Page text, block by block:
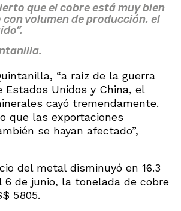
que el cobre está muy bien
volumen de producción, el
“a raíz de la guerra
Estados Unidos y China, el
cayó tremendamente.
que las exportaciones
se hayan afectado”,
del metal disminuyó en 16.3
6 de junio, la tonelada de cobre
5805.